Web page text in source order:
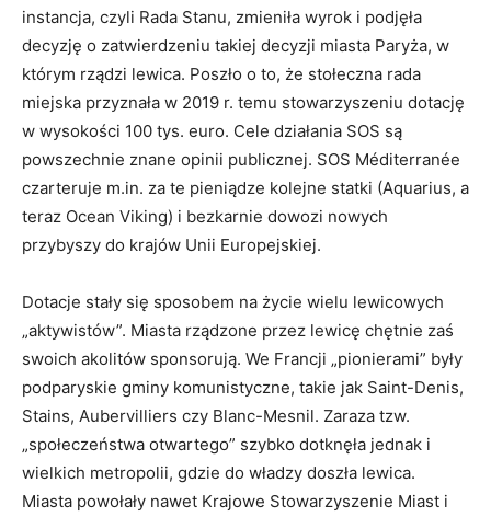
instancja, czyli Rada Stanu, zmieniła wyrok i podjęła
decyzję o zatwierdzeniu takiej decyzji miasta Paryża, w
którym rządzi lewica. Poszło o to, że stołeczna rada
miejska przyznała w 2019 r. temu stowarzyszeniu dotację
w wysokości 100 tys. euro. Cele działania SOS są
powszechnie znane opinii publicznej. SOS Méditerranée
czarteruje m.in. za te pieniądze kolejne statki (Aquarius, a
teraz Ocean Viking) i bezkarnie dowozi nowych
przybyszy do krajów Unii Europejskiej.
Dotacje stały się sposobem na życie wielu lewicowych
„aktywistów”. Miasta rządzone przez lewicę chętnie zaś
swoich akolitów sponsorują. We Francji „pionierami” były
podparyskie gminy komunistyczne, takie jak Saint-Denis,
Stains, Aubervilliers czy Blanc-Mesnil. Zaraza tzw.
„społeczeństwa otwartego” szybko dotknęła jednak i
wielkich metropolii, gdzie do władzy doszła lewica.
Miasta powołały nawet Krajowe Stowarzyszenie Miast i